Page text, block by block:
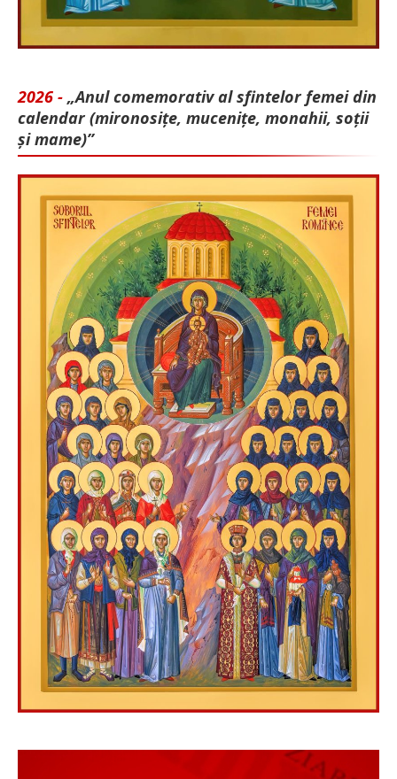
2026 - „Anul comemorativ al sfintelor femei din
calendar (mironosițe, mu­cenițe, monahii, soții
și mame)”